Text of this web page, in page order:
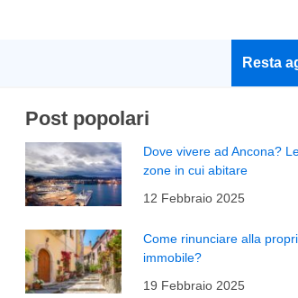
Resta
Post popolari
Dove vivere ad Ancona?
zone in cui abitare
12 Febbraio 2025
Come rinunciare alla
immobile?
19 Febbraio 2025